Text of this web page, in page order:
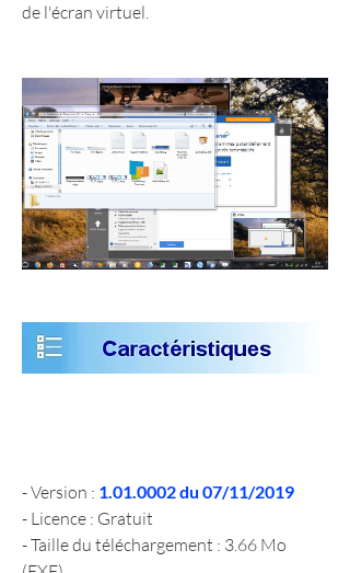
de l'écran virtuel.
- Version : 1.01.0002 du 07/11/2019
- Licence : Gratuit
- Taille du téléchargement : 3.66 Mo